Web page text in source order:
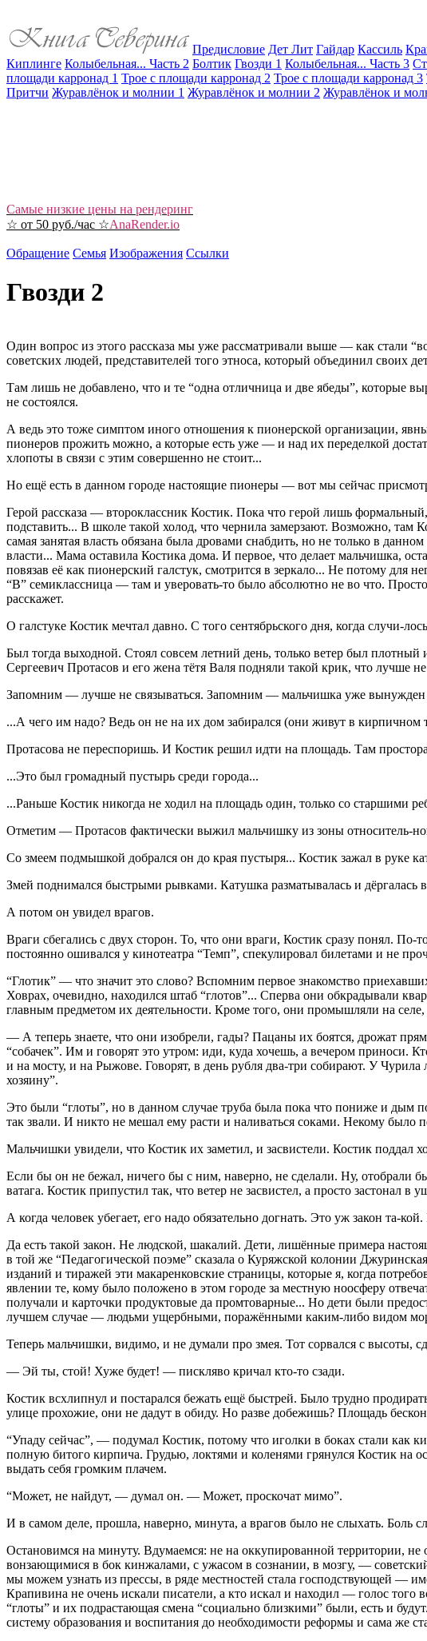
Предисловие Дет Лит Гайдар Кассиль
Киплинге Колыбельная... Часть 2 Болтик Гвозди 1 Колыбельная... Часть 3
площади карронад 1 Трое с площади карронад 2 Трое с площади карронад 3
Притчи Журавлёнок и молнии 1 Журавлёнок и молнии 2 Журавлёнок и
Самые низкие цены на рендеринг
☆ от 50 руб./час ☆AnaRender.io
Обращение Семья Изображения Ссылки
Гвозди 2
Один вопрос из этого рассказа мы уже рассматривали выше — как стали
советских людей, представителей того этноса, который объединил своих
Там лишь не добавлено, что и те “одна отличница и две ябеды”, которые
не состоялся.
А ведь это тоже симптом иного отношения к пионерской организации,
пионеров прожить можно, а которые есть уже — и над их переделкой
хлопоты в связи с этим совершенно не стоит...
Но ещё есть в данном городе настоящие пионеры — вот мы сейчас
Герой рассказа — второклассник Костик. Пока что герой лишь
подставить... В школе такой холод, что чернила замерзают. Возможно, там
самая занятая власть обязана была дровами снабдить, но не только в
власти... Мама оставила Костика дома. И первое, что делает мальчишка,
повязав её как пионерский галстук, смотрится в зеркало... Не потому для
“В” семиклассница — там и уверовать-то было абсолютно не во что.
расскажет.
О галстуке Костик мечтал давно. С того сентябрьского дня, когда случи-
Был тогда выходной. Стоял совсем летний день, только ветер был
Сергеевич Протасов и его жена тётя Валя подняли такой крик, что лучше не
Запомним — лучше не связываться. Запомним — мальчишка уже вынужден
...А чего им надо? Ведь он не на их дом забирался (они живут в
Протасова не переспоришь. И Костик решил идти на площадь. Там
...Это был громадный пустырь среди города...
...Раньше Костик никогда не ходил на площадь один, только со старшими
Отметим — Протасов фактически выжил мальчишку из зоны относитель-ной
Со змеем подмышкой добрался он до края пустыря... Костик зажал в руке
Змей поднимался быстрыми рывками. Катушка разматывалась и
А потом он увидел врагов.
Враги сбегались с двух сторон. То, что они враги, Костик сразу понял.
постоянно ошивался у кинотеатра “Темп”, спекулировал билетами и не
“Глотик” — что значит это слово? Вспомним первое знакомство
Ховрах, очевидно, находился штаб “глотов”... Сперва они обкрадывали
главным предметом их деятельности. Кроме того, они промышляли на селе,
— А теперь знаете, что они изобрели, гады? Пацаны их боятся, дрожат
“собачек”. Им и говорят это утром: иди, куда хочешь, а вечером приноси.
и на мосту, и на Рыжове. Говорят, в день рубля два-три собирают. У
хозяину”.
Это были “глоты”, но в данном случае труба была пока что пониже и дым
так звали. И никто не мешал ему расти и наливаться соками. Некому было
Мальчишки увидели, что Костик их заметил, и засвистели. Костик поддал
Если бы он не бежал, ничего бы с ним, наверно, не сделали. Ну, отобрали
ватага. Костик припустил так, что ветер не засвистел, а просто застонал в
А когда человек убегает, его надо обязательно догнать. Это уж закон та-
Да есть такой закон. Не людской, шакалий. Дети, лишённые примера
в той же “Педагогической поэме” сказала о Куряжской колонии
изданий и тиражей эти макаренковские страницы, которые я, когда
явлении те, кому было положено в этом городе за местную ноосферу
получали и карточки продуктовые да промтоварные... Но дети были
лучшем случае — людьми ущербными, поражёнными каким-либо видом
Теперь мальчишки, видимо, и не думали про змея. Тот сорвался с высоты,
— Эй ты, стой! Хуже будет! — пискляво кричал кто-то сзади.
Костик всхлипнул и постарался бежать ещё быстрей. Было трудно
улице прохожие, они не дадут в обиду. Но разве добежишь? Площадь
“Упаду сейчас”, — подумал Костик, потому что иголки в боках стали как
полную битого кирпича. Грудью, локтями и коленями грянулся Костик на
выдать себя громким плачем.
“Может, не найдут, — думал он. — Может, проскочат мимо”.
И в самом деле, прошла, наверно, минута, а врагов было не слыхать. Боль
Остановимся на минуту. Вдумаемся: не на оккупированной территории,
вонзающимися в бок кинжалами, с ужасом в сознании, в мозгу, —
мы можем узнать из прессы, в ряде местностей стала господствующей —
Крапивина не очень искали писатели, а кто искал и находил — голос
“глоты” и их подрастающая смена “социально близкими” были, есть и
систему образования и воспитания до необходимости реформы и сама же